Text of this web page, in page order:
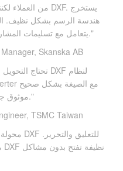
يتعامل مع تسليمات المشاريع التي تحتوي على عشرات الملفات."
Skanska AB
بدون Autodesk Design Review. موثوق جداً."
TSMC Taiwan